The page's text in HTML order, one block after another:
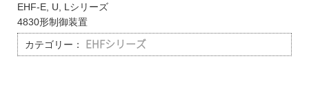
EHF-E, U, Lシリーズ
4830形制御装置
カテゴリー： EHFシリーズ